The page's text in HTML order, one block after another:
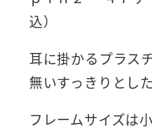
込）
耳に掛かるプラス
無いすっきりとし
フレームサイズは